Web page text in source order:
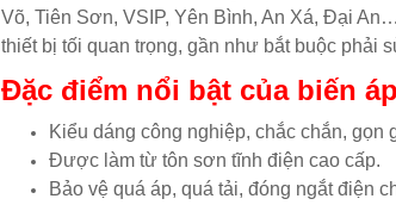
Võ, Tiên Sơn, VSIP, Yên Bình, An Xá, Đại
thiết bị tối quan trọng, gần như bắt buộc phải
Đặc điểm nổi bật của biến
Kiểu dáng công nghiệp, chắc chắn, gọn
Được làm từ tôn sơn tĩnh điện cao cấp.
Bảo vệ quá áp, quá tải, đóng ngắt điện